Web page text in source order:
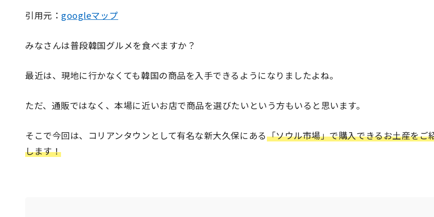
引用元： googleマップ
みなさんは普段韓国グルメを食べますか？
最近は、現地に行かなくても韓国の商品を入手できるようになりましたよね。
ただ、通販ではなく、本場に近いお店で商品を選びたいという方もいると思います。
そこで今回は、コリアンタウンとして有名な新大久保にある「ソウル市場」で購入できるお土産をご
します！